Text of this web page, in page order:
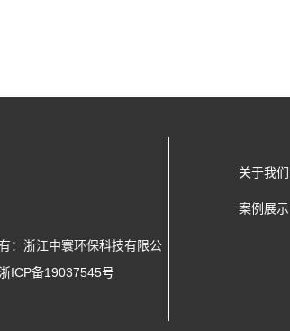
：浙江中寰环保科技有限公
ICP备19037545号
关于我们
案例展示